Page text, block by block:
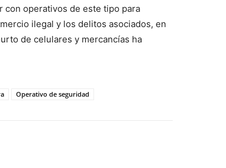
con operativos de este tipo para
ilegal y los delitos asociados, en
de celulares y mercancías ha
Operativo de seguridad